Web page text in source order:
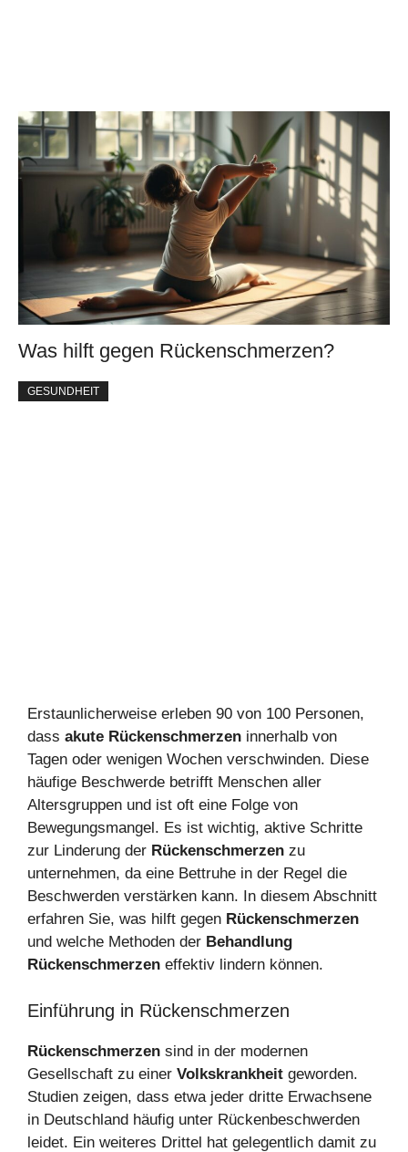
Was hilft gegen Rückenschmerzen?
GESUNDHEIT
Erstaunlicherweise erleben 90 von 100 Personen,
dass akute Rückenschmerzen innerhalb von
Tagen oder wenigen Wochen verschwinden. Diese
häufige Beschwerde betrifft Menschen aller
Altersgruppen und ist oft eine Folge von
Bewegungsmangel. Es ist wichtig, aktive Schritte
zur Linderung der Rückenschmerzen zu
unternehmen, da eine Bettruhe in der Regel die
Beschwerden verstärken kann. In diesem Abschnitt
erfahren Sie, was hilft gegen Rückenschmerzen
und welche Methoden der Behandlung
Rückenschmerzen effektiv lindern können.
Einführung in Rückenschmerzen
Rückenschmerzen sind in der modernen
Gesellschaft zu einer Volkskrankheit geworden.
Studien zeigen, dass etwa jeder dritte Erwachsene
in Deutschland häufig unter Rückenbeschwerden
leidet. Ein weiteres Drittel hat gelegentlich damit zu